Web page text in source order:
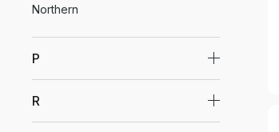
Northern
P
R